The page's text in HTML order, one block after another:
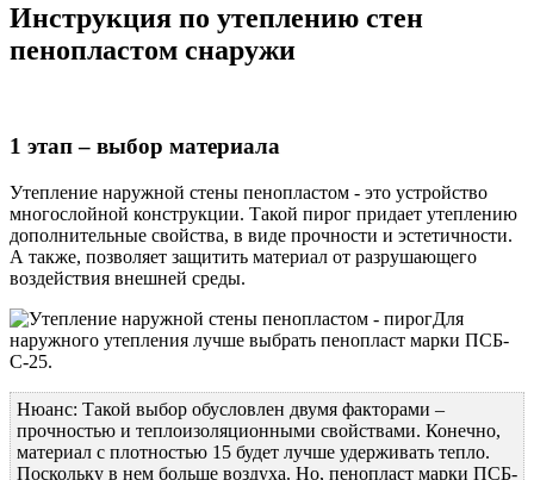
Инструкция по утеплению стен
пенопластом снаружи
1 этап – выбор материала
Утепление наружной стены пенопластом - это устройство
многослойной конструкции. Такой пирог придает утеплению
дополнительные свойства, в виде прочности и эстетичности.
А также, позволяет защитить материал от разрушающего
воздействия внешней среды.
Для
наружного утепления лучше выбрать пенопласт марки ПСБ-
С-25.
Нюанс: Такой выбор обусловлен двумя факторами –
прочностью и теплоизоляционными свойствами. Конечно,
материал с плотностью 15 будет лучше удерживать тепло.
Поскольку в нем больше воздуха. Но, пенопласт марки ПСБ-